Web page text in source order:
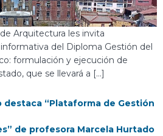
Arquitectura les invita
del Diploma Gestión del
formulación y ejecución de
que se llevará a […]
destaca “Plataforma de Gestión
de profesora Marcela Hurtado